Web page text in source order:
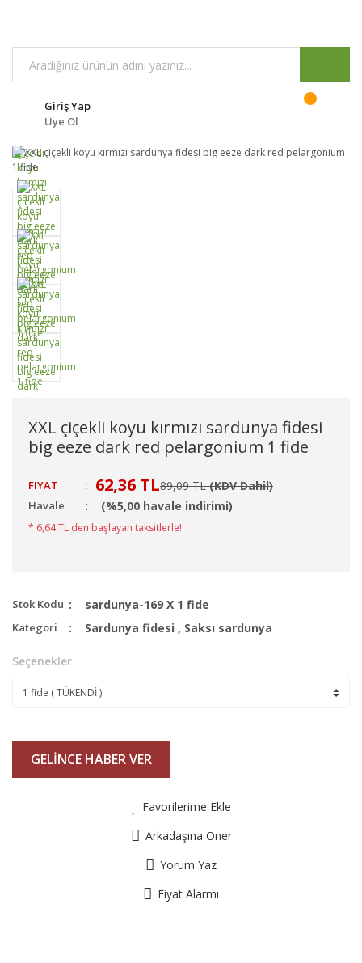
Giriş Yap
Üye Ol
XXL çiçekli koyu kırmızı sardunya fidesi
big eeze dark red pelargonium 1 fide
FIYAT : 62,36 TL89,09 TL (KDV Dahil)
Havale (%5,00 havale indirimi)
* 6,64 TL den başlayan taksitlerle!!
Stok Kodu sardunya-169 X 1 fide
Kategori Sardunya fidesi , Saksı sardunya
Seçenekler
GELİNCE HABER VER
Favorilerime Ekle
Arkadaşına Öner
Yorum Yaz
Fiyat Alarmı